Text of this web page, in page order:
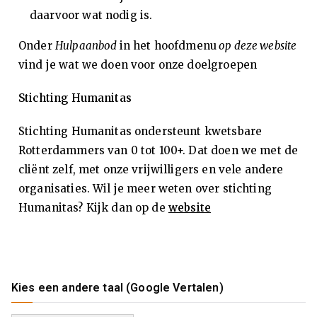
(E
)
daarvoor wat nodig is.
Onder Hulpaanbod in het hoofdmenu op deze website
vind je wat we doen voor onze doelgroepen
Stichting Humanitas
Stichting Humanitas ondersteunt kwetsbare
Rotterdammers van 0 tot 100+. Dat doen we met de
cliënt zelf, met onze vrijwilligers en vele andere
organisaties. Wil je meer weten over stichting
Humanitas? Kijk dan op de website
Kies een andere taal (Google Vertalen)